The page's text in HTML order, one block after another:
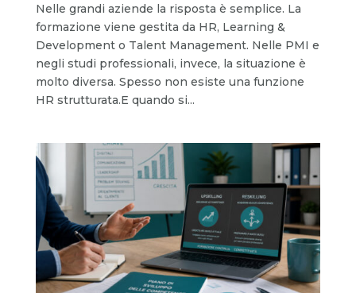
Nelle grandi aziende la risposta è semplice. La
formazione viene gestita da HR, Learning &
Development o Talent Management. Nelle PMI e
negli studi professionali, invece, la situazione è
molto diversa. Spesso non esiste una funzione
HR strutturata.E quando si...